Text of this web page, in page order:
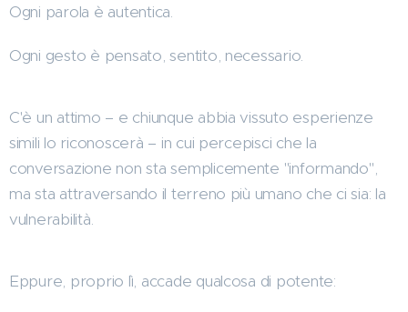
Ogni parola è autentica.
Ogni gesto è pensato, sentito, necessario.
C'è un attimo – e chiunque abbia vissuto esperienze
simili lo riconoscerà – in cui percepisci che la
conversazione non sta semplicemente "informando",
ma sta attraversando il terreno più umano che ci sia: la
vulnerabilità.
Eppure, proprio lì, accade qualcosa di potente: